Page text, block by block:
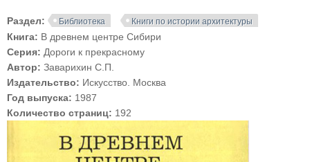
Раздел: Библиотека Книги по истории архитектуры
Книга: В древнем центре Сибири
Серия: Дороги к прекрасному
Автор: Заварихин С.П.
Издательство: Искусство. Москва
Год выпуска: 1987
Количество страниц: 192